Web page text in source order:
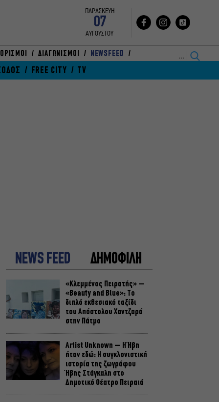
ΠΑΡΑΣΚΕΥΗ
07
ΑΥΓΟΥΣΤΟΥ
ΔΙΑΓΩΝΙΣΜΟΙ NEWSFEED
FREE CITY TV
NEWS FEED ΔΗΜΟΦΙΛΗ
«Κλεμμένος Πειρατής» –
«Beauty and Blue»: Το
διπλό εκθεσιακό ταξίδι
του Απόστολου Χαντζαρά
στην Πάτμο
Artist Unknown – Η Ήβη
ήταν εδώ: Η συγκλονιστική
ιστορία της ζωγράφου
Ήβης Στάγκαλη στο
Δημοτικό Θέατρο Πειραιά